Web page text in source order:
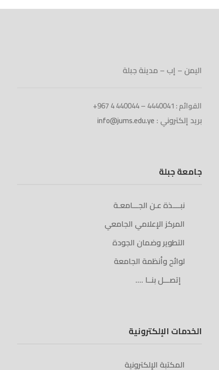
اليمن – إب – مدينة جبلة
القوائم : 4440041 – 440044 4 967+
بريد إلكتروني : info@jums.edu.ye
جامعة جبلة
نبــــذة عـن الجـــامعـة
المركز الإعلامي الجامعي
التطوير وضمان الجودة
لوائح وأنظمة الجامعة
إتصـــل بنــا ….
الخدمات الإلكترونية
المكتبة الإلكترونية